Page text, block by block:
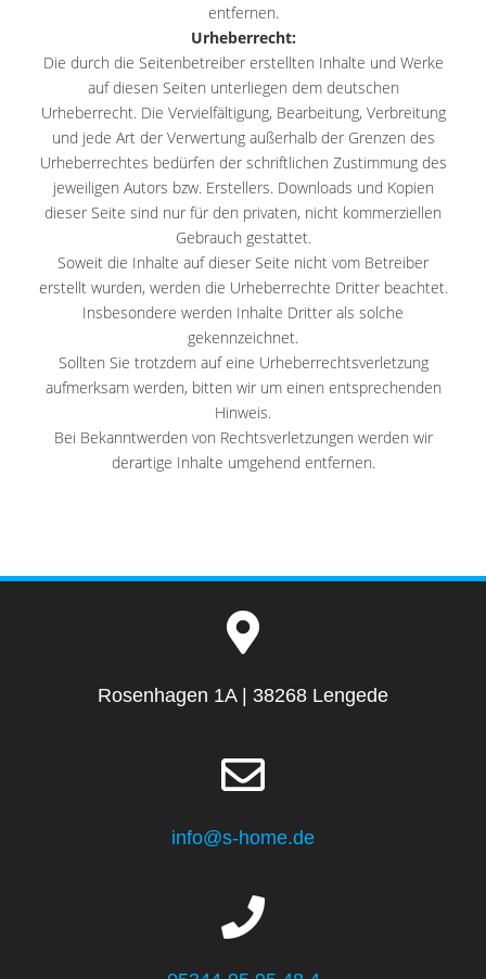
entfernen.
Urheberrecht:
Die durch die Seitenbetreiber erstellten Inhalte und Werke
auf diesen Seiten unterliegen dem deutschen
Urheberrecht. Die Vervielfältigung, Bearbeitung, Verbreitung
und jede Art der Verwertung außerhalb der Grenzen des
Urheberrechtes bedürfen der schriftlichen Zustimmung des
jeweiligen Autors bzw. Erstellers. Downloads und Kopien
dieser Seite sind nur für den privaten, nicht kommerziellen
Gebrauch gestattet.
Soweit die Inhalte auf dieser Seite nicht vom Betreiber
erstellt wurden, werden die Urheberrechte Dritter beachtet.
Insbesondere werden Inhalte Dritter als solche
gekennzeichnet.
Sollten Sie trotzdem auf eine Urheberrechtsverletzung
aufmerksam werden, bitten wir um einen entsprechenden
Hinweis.
Bei Bekanntwerden von Rechtsverletzungen werden wir
derartige Inhalte umgehend entfernen.
Rosenhagen 1A | 38268 Lengede
info@s-home.de